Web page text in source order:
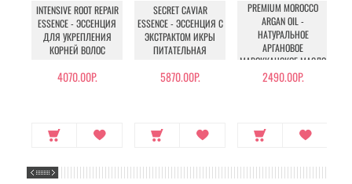
INTENSIVE ROOT REPAIR
ESSENCE - ЭССЕНЦИЯ
ДЛЯ УКРЕПЛЕНИЯ
КОРНЕЙ ВОЛОС
4070.00Р.
SECRET CAVIAR
ESSENCE - ЭССЕНЦИЯ С
ЭКСТРАКТОМ ИКРЫ
ПИТАТЕЛЬНАЯ
5870.00Р.
PREMIUM MOROCCO
ARGAN OIL -
НАТУРАЛЬНОЕ
АРГАНОВОЕ
МАРОККАНСКОЕ МАСЛО
ДЛЯ ВОЛОС
2490.00Р.